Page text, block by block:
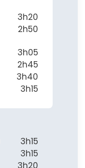
3h20
2h50
3h05
2h45
3h40
3h15
3h15
3h15
3h20